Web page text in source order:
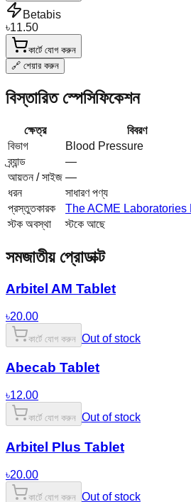
Betabis
৳11.50
কার্টে যোগ করুন
🔗 শেয়ার করুন
বিস্তারিত স্পেসিফিকেশন
ক্ষেত্র
বিবরণ
বিভাগ
Blood Pressure
ব্র্যান্ড
—
আয়তন / সাইজ —
ধরন
সাধারণ পণ্য
প্রস্তুতকারক
The ACME Laboratories
স্টক অবস্থা
স্টকে আছে
সমজাতীয় প্রোডাক্ট
Arbitel AM Tablet
৳20.00
কার্টে যোগ করুন Out of stock
Abecab Tablet
৳12.00
কার্টে যোগ করুন Out of stock
Arbitel Plus Tablet
৳20.00
কার্টে যোগ করুন Out of stock